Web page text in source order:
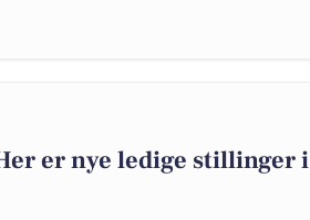
er nye ledige stillinger i